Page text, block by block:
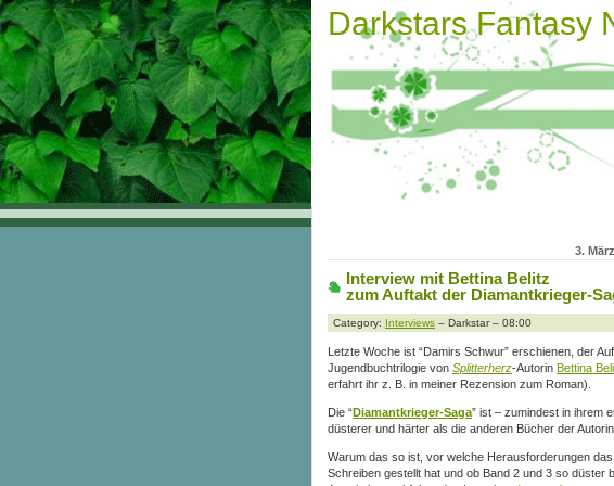
Darkstars Fantasy
3.
Interview mit Bettina Belitz
zum Auftakt der Diamantkrieger-
Category: Interviews – Darkstar – 08:00
Letzte Woche ist “Damirs Schwur” erschienen, der
Jugendbuchtrilogie von Splitterherz-Autorin Bettina
erfahrt ihr z. B. in meiner Rezension zum Roman).
Die “Diamantkrieger-Saga” ist – zumindest in ihrem
düsterer und härter als die anderen Bücher der Autorin.
Warum das so ist, vor welche Herausforderungen
Schreiben gestellt hat und ob Band 2 und 3 so düster